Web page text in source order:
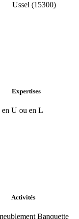
Ussel (15300)
Expertises
en U ou en L
Activités
Banquette